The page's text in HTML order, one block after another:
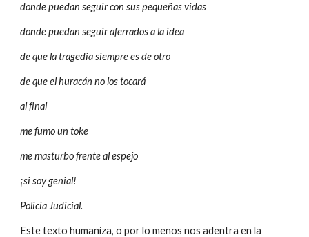
donde puedan seguir con sus pequeñas vidas
donde puedan seguir aferrados a la idea
de que la tragedia siempre es de otro
de que el huracán no los tocará
al final
me fumo un toke
me masturbo frente al espejo
¡si soy genial!
Policía Judicial.
Este texto humaniza, o por lo menos nos adentra en la